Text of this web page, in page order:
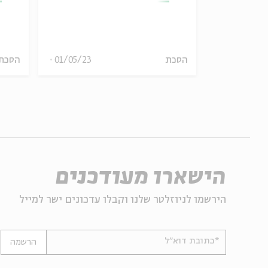
הסכת 01/05/23
הישארו מעודכנים
הירשמו לניוזלטר שלנו וקבלו עדכונים ישר למייל
*כתובת דוא"ל הרשמה